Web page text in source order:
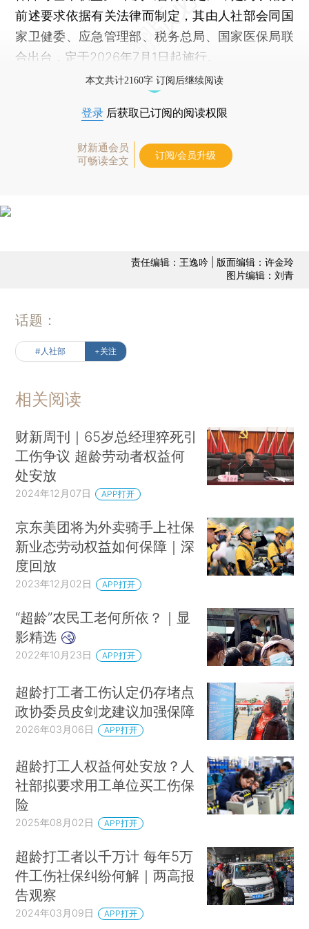
前述要求依据有关法律而制定，其由人社部会同国
家卫健委、应急管理部、税务总局、国家医保局联
合出台，定于2026年7月1日起施行。
本文共计2160字 订阅后继续阅读
登录 后获取已订阅的阅读权限
财新通会员
可畅读全文
订阅/会员升级
责任编辑：王逸吟 | 版面编辑：许金玲
图片编辑：刘青
话题：
#人社部 +关注
相关阅读
财新周刊｜65岁总经理猝死引
工伤争议 超龄劳动者权益何
处安放
2024年12月07日 APP打开
京东美团将为外卖骑手上社保
新业态劳动权益如何保障｜深
度回放
2023年12月02日 APP打开
“超龄”农民工老何所依？｜显
影精选
2022年10月23日 APP打开
超龄打工者工伤认定仍存堵点
政协委员皮剑龙建议加强保障
2026年03月06日 APP打开
超龄打工人权益何处安放？人
社部拟要求用工单位买工伤保
险
2025年08月02日 APP打开
超龄打工者以千万计 每年5万
件工伤社保纠纷何解｜两高报
告观察
2024年03月09日 APP打开